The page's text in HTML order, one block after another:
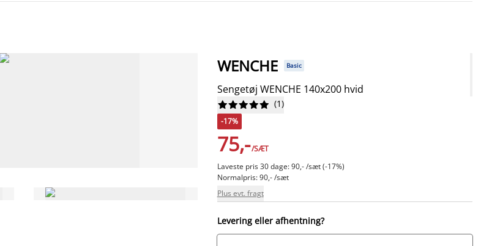
WENCHE Basic
Sengetøj WENCHE 140x200 hvid





 (1)
-17%
75,-/SÆT
Laveste pris 30 dage: 90,- /sæt (-17%)
Normalpris: 90,- /sæt
Plus evt. fragt
Levering eller afhentning?